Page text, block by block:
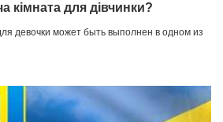
кімната для дівчинки?
девочки может быть выполнен в одном из